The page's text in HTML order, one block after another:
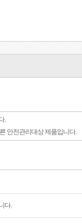
.
안전관리대상 제품입니다.
다.